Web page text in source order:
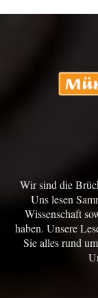
Wir sind die
Uns lesen
Wissenschaft
haben. Unsere
Sie alles rund